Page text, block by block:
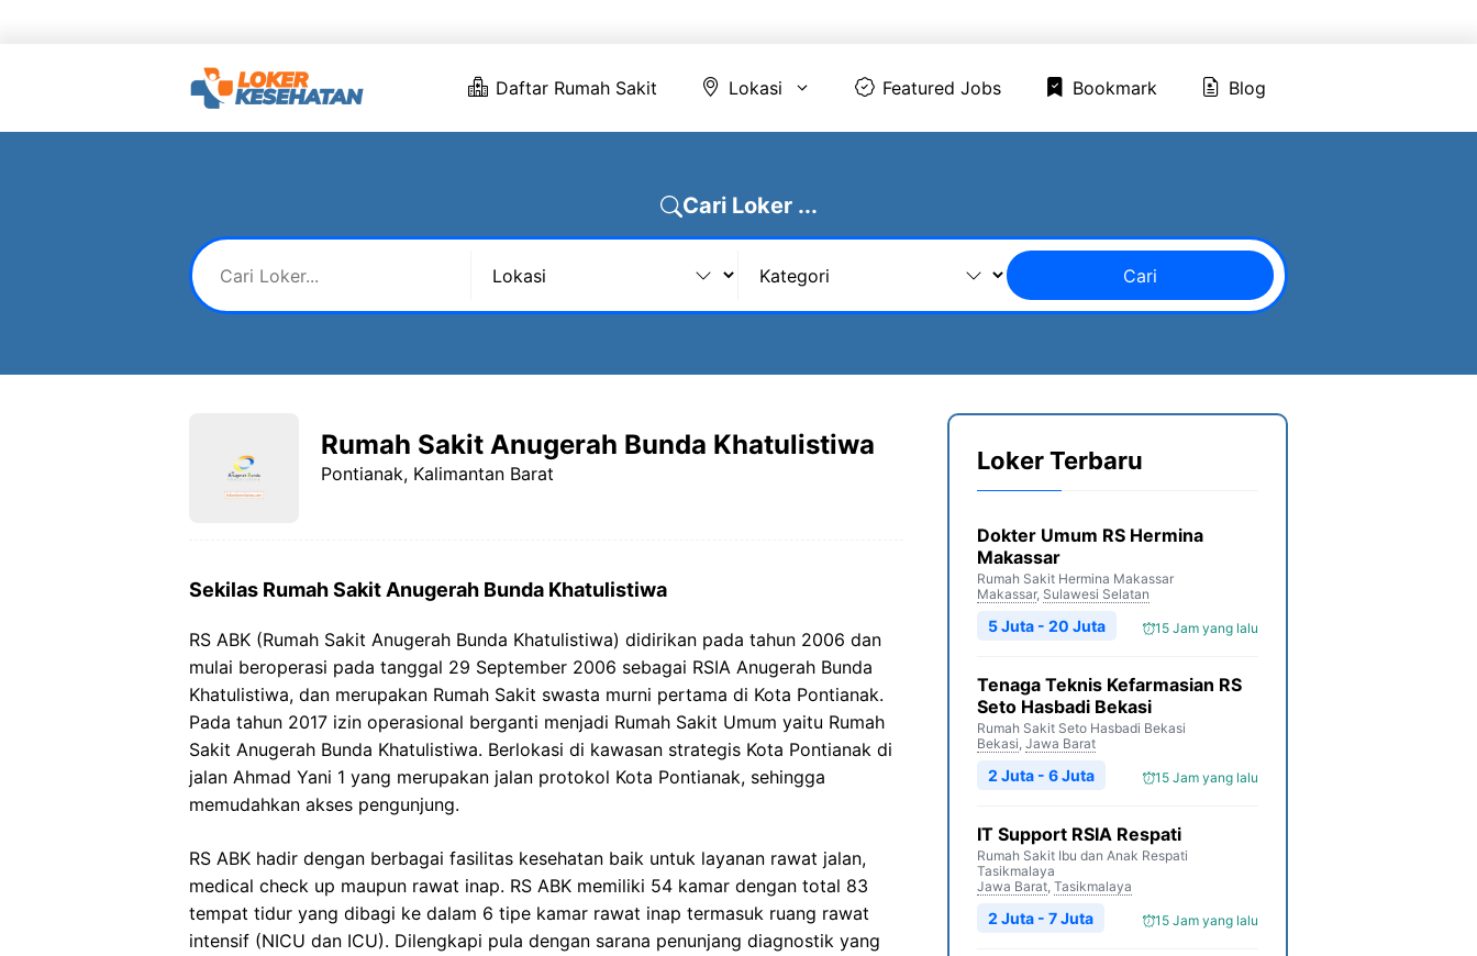
Daftar Rumah Sakit Lokasi Featured Jobs Bookmark Blog
Cari Loker ...
Cari
Rumah Sakit Anugerah Bunda Khatulistiwa
Pontianak, Kalimantan Barat
Sekilas Rumah Sakit Anugerah Bunda Khatulistiwa
RS ABK (Rumah Sakit Anugerah Bunda Khatulistiwa) didirikan pada tahun 2006 dan
mulai beroperasi pada tanggal 29 September 2006 sebagai RSIA Anugerah Bunda
Khatulistiwa, dan merupakan Rumah Sakit swasta murni pertama di Kota Pontianak.
Pada tahun 2017 izin operasional berganti menjadi Rumah Sakit Umum yaitu Rumah
Sakit Anugerah Bunda Khatulistiwa. Berlokasi di kawasan strategis Kota Pontianak di
jalan Ahmad Yani 1 yang merupakan jalan protokol Kota Pontianak, sehingga
memudahkan akses pengunjung.
RS ABK hadir dengan berbagai fasilitas kesehatan baik untuk layanan rawat jalan,
medical check up maupun rawat inap. RS ABK memiliki 54 kamar dengan total 83
tempat tidur yang dibagi ke dalam 6 tipe kamar rawat inap termasuk ruang rawat
intensif (NICU dan ICU). Dilengkapi pula dengan sarana penunjang diagnostik yang
Loker Terbaru
Dokter Umum RS Hermina
Makassar
Rumah Sakit Hermina Makassar
Makassar, Sulawesi Selatan
15 Jam yang lalu
5 Juta - 20 Juta
Tenaga Teknis Kefarmasian RS
Seto Hasbadi Bekasi
Rumah Sakit Seto Hasbadi Bekasi
Bekasi, Jawa Barat
15 Jam yang lalu
2 Juta - 6 Juta
IT Support RSIA Respati
Rumah Sakit Ibu dan Anak Respati
Tasikmalaya
Jawa Barat, Tasikmalaya
15 Jam yang lalu
2 Juta - 7 Juta